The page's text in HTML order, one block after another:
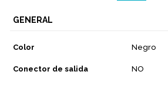
GENERAL
Color Negro
Conector de salida NO